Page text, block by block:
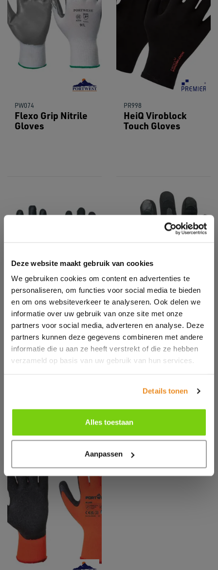
Deze website maakt gebruik van cookies
We gebruiken cookies om content en advertenties te
personaliseren, om functies voor social media te bieden
en om ons websiteverkeer te analyseren. Ook delen we
informatie over uw gebruik van onze site met onze
partners voor social media, adverteren en analyse. Deze
partners kunnen deze gegevens combineren met andere
informatie die u aan ze heeft verstrekt of die ze hebben
verzameld op basis van uw gebruik van hun services.
Details tonen
Alles toestaan
Aanpassen
PW074
Flexo Grip Nitrile
Gloves
PR998
HeiQ Viroblock
Touch Gloves
PW083
PU Palm Gloves
HK665
SPARTAN